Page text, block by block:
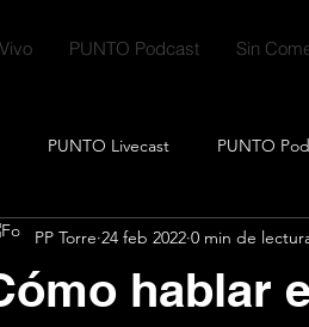
PUNTO Podcast Sin
PUNTO Livecast PUNTO
Productos Digitales Talk
hablar
PP Torre 24 feb 2022 0 min de